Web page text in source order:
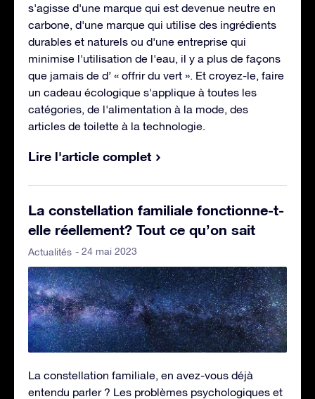
s'agisse d'une marque qui est devenue neutre en
carbone, d'une marque qui utilise des ingrédients
durables et naturels ou d'une entreprise qui
minimise l'utilisation de l'eau, il y a plus de façons
que jamais de d’ « offrir du vert ». Et croyez-le, faire
un cadeau écologique s'applique à toutes les
catégories, de l'alimentation à la mode, des
articles de toilette à la technologie.
Lire l'article complet
La constellation familiale fonctionne-t-
elle réellement? Tout ce qu’on sait
Actualités - 24 mai 2023
La constellation familiale, en avez-vous déjà
entendu parler ? Les problèmes psychologiques et